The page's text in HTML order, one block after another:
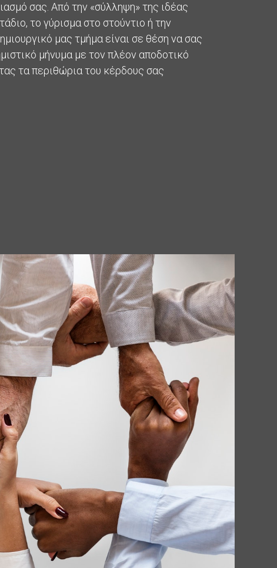
σας. Από την «σύλληψη» της ιδέας
το γύρισμα στο στούντιο ή την
μας τμήμα είναι σε θέση να σας
μήνυμα με τον πλέον αποδοτικό
τα περιθώρια του κέρδους σας